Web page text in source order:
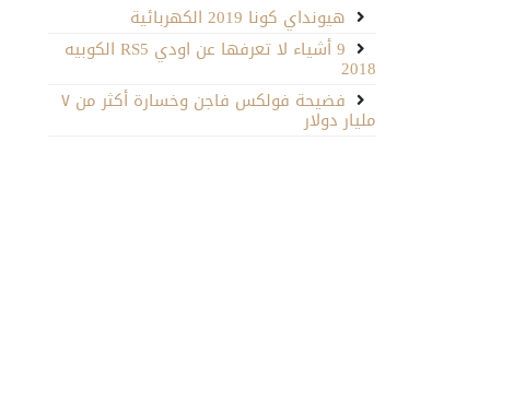
هيونداي كونا 2019 الكهربائية
9 أشياء لا تعرفها عن اودي RS5 الكوبيه
2018
فضيحة فولكس فاجن وخسارة أكثر من ٧
مليار دولار